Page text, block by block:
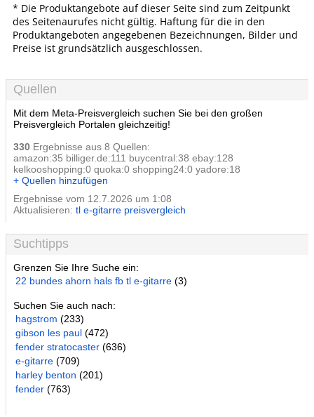
* Die Produktangebote auf dieser Seite sind zum Zeitpunkt
des Seitenaurufes nicht gültig. Haftung für die in den
Produktangeboten angegebenen Bezeichnungen, Bilder und
Preise ist grundsätzlich ausgeschlossen.
Quellen
Mit dem Meta-Preisvergleich suchen Sie bei den großen
Preisvergleich Portalen gleichzeitig!
330 Ergebnisse aus 8 Quellen:
amazon:35 billiger.de:111 buycentral:38 ebay:128
kelkooshopping:0 quoka:0 shopping24:0 yadore:18
+ Quellen hinzufügen
Ergebnisse vom 12.7.2026 um 1:08
Aktualisieren: tl e-gitarre preisvergleich
Suchtipps
Grenzen Sie Ihre Suche ein:
22 bundes ahorn hals fb tl e-gitarre (3)
Suchen Sie auch nach:
hagstrom (233)
gibson les paul (472)
fender stratocaster (636)
e-gitarre (709)
harley benton (201)
fender (763)